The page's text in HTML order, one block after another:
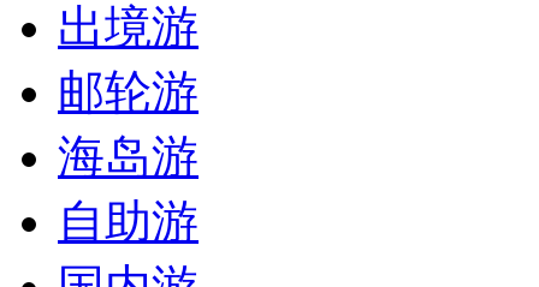
出境游
邮轮游
海岛游
自助游